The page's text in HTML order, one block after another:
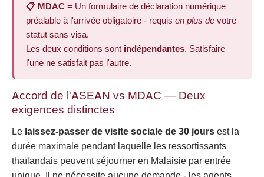
📋 MDAC = Un formulaire de déclaration numérique
préalable à l'arrivée obligatoire - requis en plus de votre
statut sans visa.
Les deux conditions sont indépendantes. Satisfaire
l'une ne satisfait pas l'autre.
Accord de l'ASEAN vs MDAC — Deux
exigences distinctes
Le laissez-passer de visite sociale de 30 joursest la
durée maximale pendant laquelle les ressortissants
thaïlandais peuvent séjourner en Malaisie par entrée